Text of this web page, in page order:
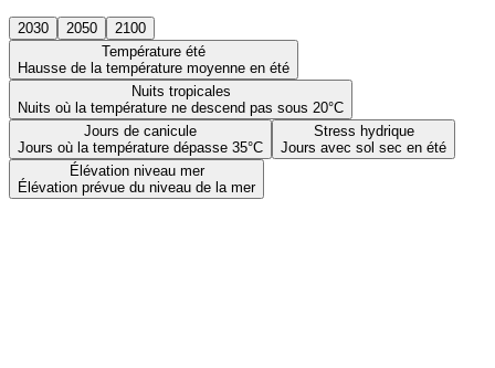
2030 2050
2100
Température été
Hausse de la température moyenne en été
Nuits tropicales
Nuits où la température ne descend pas sous 20°C
Jours de canicule
Jours où la température dépasse 35°C
Stress hydrique
Jours avec sol sec en été
Élévation niveau mer
Élévation prévue du niveau de la mer